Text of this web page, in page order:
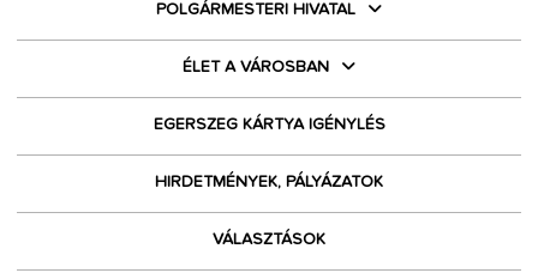
POLGÁRMESTERI HIVATAL
ÉLET A VÁROSBAN
EGERSZEG KÁRTYA IGÉNYLÉS
HIRDETMÉNYEK, PÁLYÁZATOK
VÁLASZTÁSOK